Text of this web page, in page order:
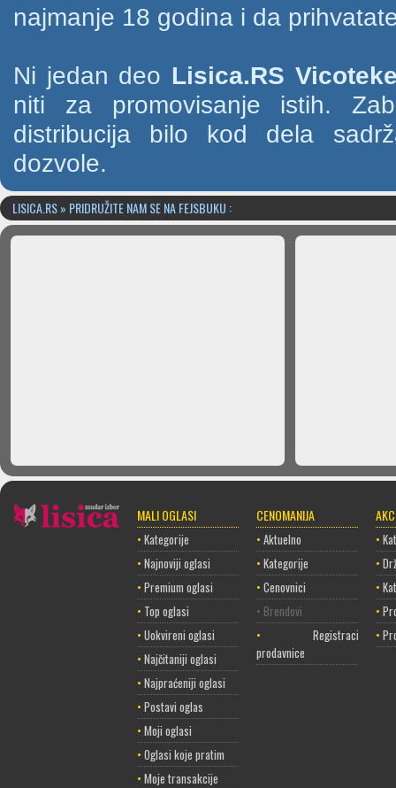
najmanje 18 godina i da
Ni jedan deo Lisica.RS
niti za promovisanje istih.
distribucija bilo kod dela
dozvole.
LISICA.RS » PRIDRUŽITE NAM SE NA FEJSBUKU :
MALI OGLASI
• Kategorije
• Najnoviji oglasi
• Premium oglasi
• Top oglasi
• Uokvireni oglasi
• Najčitaniji oglasi
• Najpraćeniji oglasi
• Postavi oglas
• Moji oglasi
• Oglasi koje pratim
• Moje transakcije
CENOMANIJA
• Aktuelno
• Kategorije
• Cenovnici
• Brendovi
• Registracija
prodavnice
•
•
•
•
•